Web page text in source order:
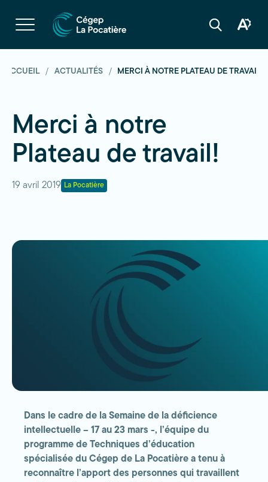
Ouvrir
la
navigation
Ouvrir
Ouvrir
ACCUEIL ACTUALITÉS MERCI À NOTRE PLATEAU DE TRAVAIL!
Merci à notre
Plateau de travail!
19 avril 2019 La Pocatière
Dans le cadre de la Semaine de la déficience
intellectuelle – 17 au 23 mars -, l’équipe du
programme de Techniques d’éducation
spécialisée du Cégep de La Pocatière a tenu à
reconnaître l’apport des personnes qui travaillent